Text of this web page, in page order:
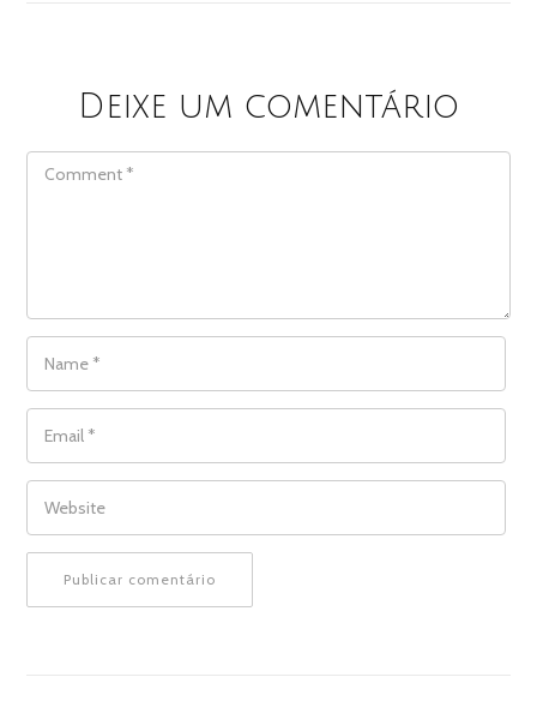
Deixe um comentário
COMMENT
NAME
EMAIL
WEBSITE